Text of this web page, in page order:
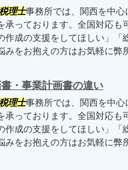
理士事務所では、関西を中心
承っております。全国対応
作成の支援をしてほしい」「
みをお抱えの方はお気軽に弊
・事業計画書の違い
理士事務所では、関西を中心
承っております。全国対応
作成の支援をしてほしい」「
みをお抱えの方はお気軽に弊